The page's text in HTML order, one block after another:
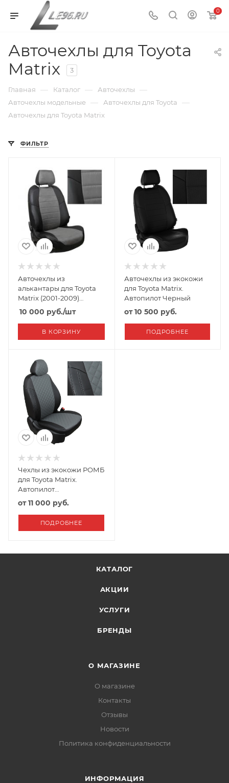
0
Авточехлы для Toyota
Matrix
3
Главная — Каталог — Авточехлы —
Авточехлы модельные — Авточехлы для Toyota —
Авточехлы для Toyota Matrix
ФИЛЬТР
Авточехлы из
алькантары для Toyota
Matrix (2001-2009)
"Автопилот"
10 000 руб./шт
В КОРЗИНУ
Авточехлы из экокожи
для Toyota Matrix.
Автопилот Черный
от10 500 руб.
ПОДРОБНЕЕ
Чехлы из экокожи РОМБ
для Toyota Matrix.
Автопилот
Черный+Серый
от11 000 руб.
ПОДРОБНЕЕ
КАТАЛОГ
АКЦИИ
УСЛУГИ
БРЕНДЫ
О МАГАЗИНЕ
О магазине
Контакты
Отзывы
Новости
Политика конфиденциальности
ИНФОРМАЦИЯ